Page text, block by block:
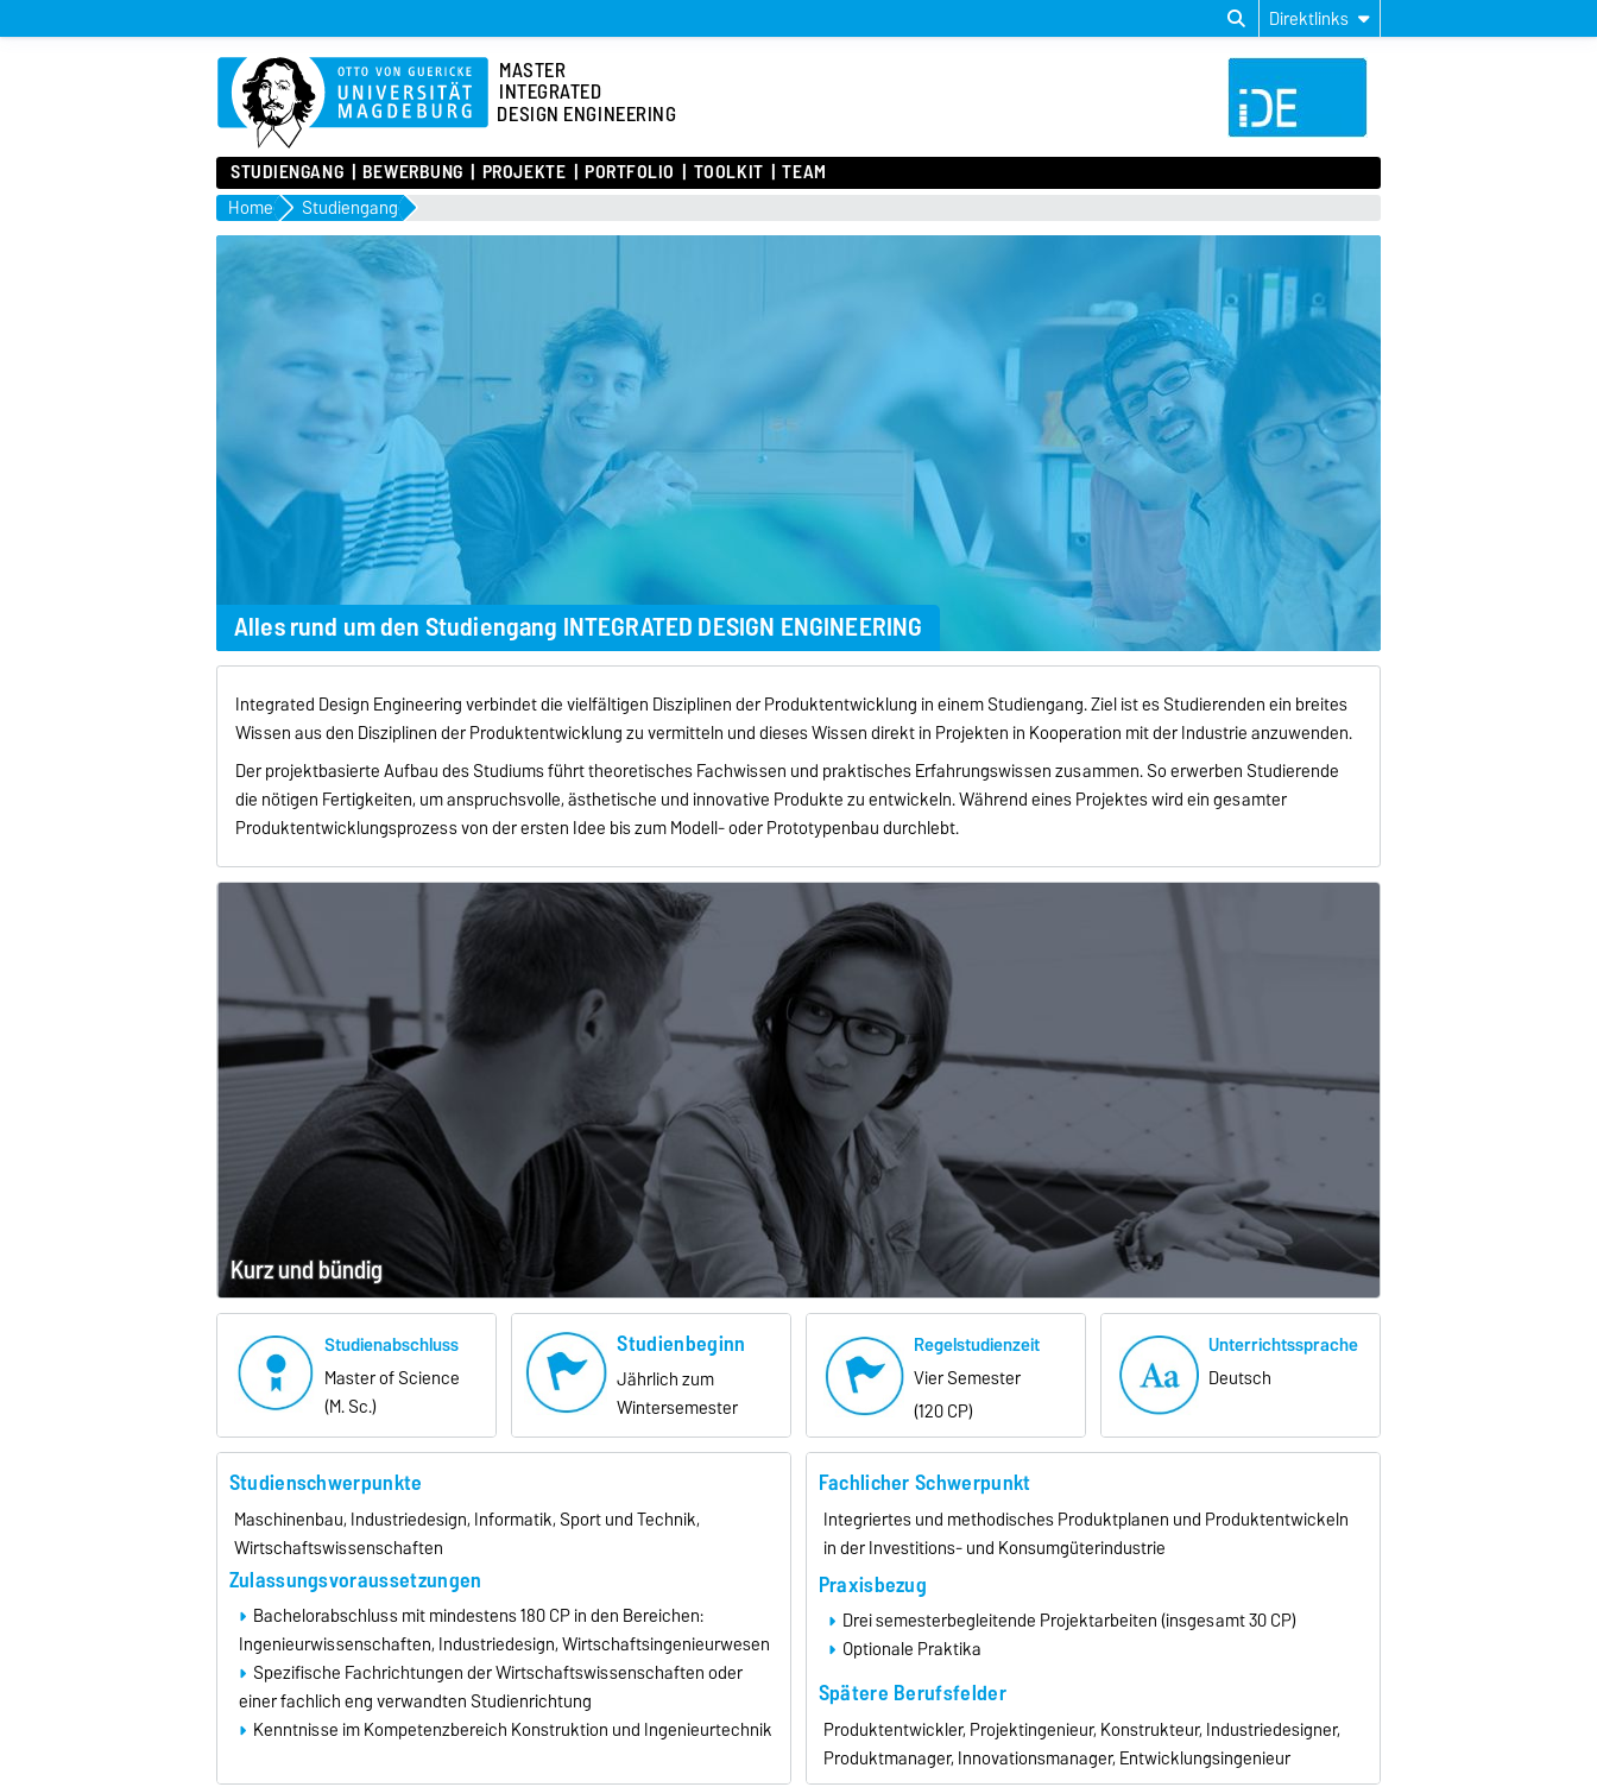
Direktlinks
MASTER
INTEGRATED
DESIGN ENGINEERING
STUDIENGANG BEWERBUNG PROJEKTE PORTFOLIO TOOLKIT TEAM
Home Studiengang
Alles rund um den Studiengang INTEGRATED DESIGN ENGINEERING
Integrated Design Engineering verbindet die vielfältigen Disziplinen der Produktentwicklung in einem Studiengang. Ziel ist es Studierenden ein breites
Wissen aus den Disziplinen der Produktentwicklung zu vermitteln und dieses Wissen direkt in Projekten in Kooperation mit der Industrie anzuwenden.
Der projektbasierte Aufbau des Studiums führt theoretisches Fachwissen und praktisches Erfahrungswissen zusammen. So erwerben Studierende
die nötigen Fertigkeiten, um anspruchsvolle, ästhetische und innovative Produkte zu entwickeln. Während eines Projektes wird ein gesamter
Produktentwicklungsprozess von der ersten Idee bis zum Modell- oder Prototypenbau durchlebt.
Kurz und bündig
Studienabschluss
Master of Science
(M. Sc.)
Studienbeginn
Jährlich zum
Wintersemester
Regelstudienzeit
Vier Semester
(120 CP)
Unterrichtssprache
Deutsch
Studienschwerpunkte
Maschinenbau, Industriedesign, Informatik, Sport und Technik,
Wirtschaftswissenschaften
Zulassungsvoraussetzungen
Bachelorabschluss mit mindestens 180 CP in den Bereichen:
Ingenieurwissenschaften, Industriedesign, Wirtschaftsingenieurwesen
Spezifische Fachrichtungen der Wirtschaftswissenschaften oder
einer fachlich eng verwandten Studienrichtung
Kenntnisse im Kompetenzbereich Konstruktion und Ingenieurtechnik
Fachlicher Schwerpunkt
Integriertes und methodisches Produktplanen und Produktentwickeln
in der Investitions- und Konsumgüterindustrie
Praxisbezug
Drei semesterbegleitende Projektarbeiten (insgesamt 30 CP)
Optionale Praktika
Spätere Berufsfelder
Produktentwickler, Projektingenieur, Konstrukteur, Industriedesigner,
Produktmanager, Innovationsmanager, Entwicklungsingenieur